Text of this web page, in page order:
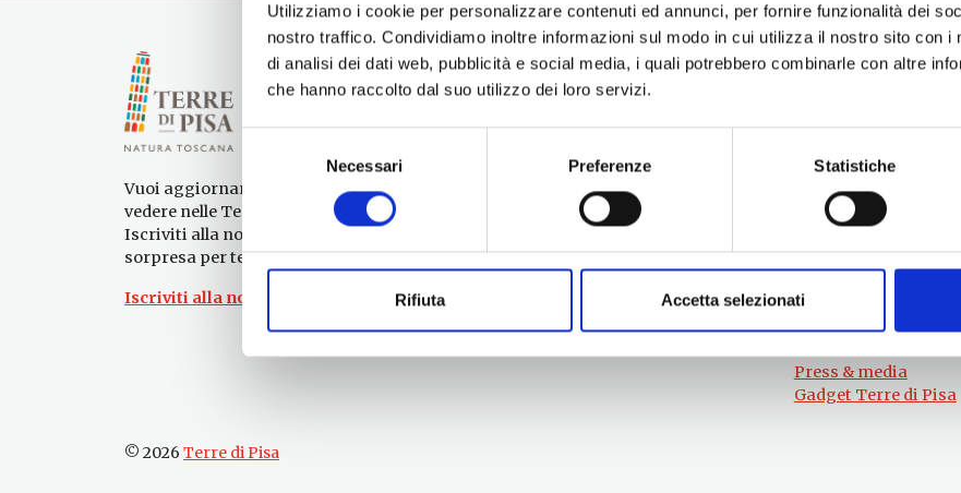
Utilizziamo i cookie per personalizzare contenuti ed annunci, per fornire funzionalità dei
nostro traffico. Condividiamo inoltre informazioni sul modo in cui utilizza il nostro sito con i
di analisi dei dati web, pubblicità e social media, i quali potrebbero combinarle con altre
che hanno raccolto dal suo utilizzo dei loro servizi.
consenso
Necessari Preferenze Statistiche
Rifiuta Accetta selezionati
Vuoi aggiornamenti su cosa fare e cosa
vedere nelle Terre di Pisa?
Iscriviti alla nostra newsletter! Subito una
sorpresa per te!
Iscriviti alla nostra Newsletter!
Per informazioni
Servizio Promozione e Sviluppo delle
Ufficio Internazionalizzazione,
turismo@tno.camcom.it
#lemieTerrediPisa
Esperienze
Eventi
Attrazioni
Prodotti e Servizi
Press & media
Gadget Terre di Pisa
© 2026 Terre di Pisa